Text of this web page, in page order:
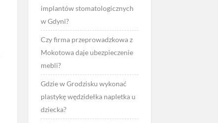
implantów stomatologicznych
w Gdyni?
Czy firma przeprowadzkowa z
Mokotowa daje ubezpieczenie
mebli?
Gdzie w Grodzisku wykonać
plastykę wędzidełka napletka u
dziecka?